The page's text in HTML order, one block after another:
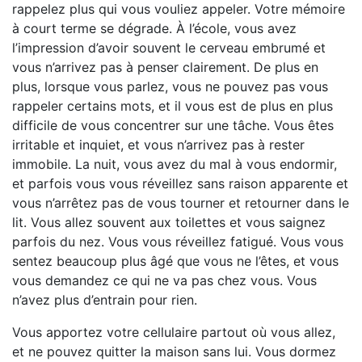
rappelez plus qui vous vouliez appeler. Votre mémoire
à court terme se dégrade. À l’école, vous avez
l’impression d’avoir souvent le cerveau embrumé et
vous n’arrivez pas à penser clairement. De plus en
plus, lorsque vous parlez, vous ne pouvez pas vous
rappeler certains mots, et il vous est de plus en plus
difficile de vous concentrer sur une tâche. Vous êtes
irritable et inquiet, et vous n’arrivez pas à rester
immobile. La nuit, vous avez du mal à vous endormir,
et parfois vous vous réveillez sans raison apparente et
vous n’arrêtez pas de vous tourner et retourner dans le
lit. Vous allez souvent aux toilettes et vous saignez
parfois du nez. Vous vous réveillez fatigué. Vous vous
sentez beaucoup plus âgé que vous ne l’êtes, et vous
vous demandez ce qui ne va pas chez vous. Vous
n’avez plus d’entrain pour rien.
Vous apportez votre cellulaire partout où vous allez,
et ne pouvez quitter la maison sans lui. Vous dormez